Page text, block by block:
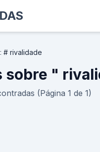
# rivalidade
sobre "
(Página 1 de 1)